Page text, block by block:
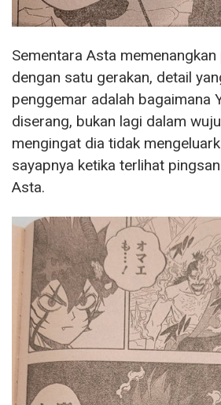
Sementara Asta
dengan satu gerakan, detail
penggemar adalah bagaimana
diserang, bukan lagi dalam
mengingat dia tidak
sayapnya ketika terlihat
Asta.